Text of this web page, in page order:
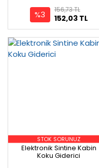
%3 152,03 TL
156,73 TL
STOK SORUNUZ
Elektronik Sintine Kabin
Koku Giderici